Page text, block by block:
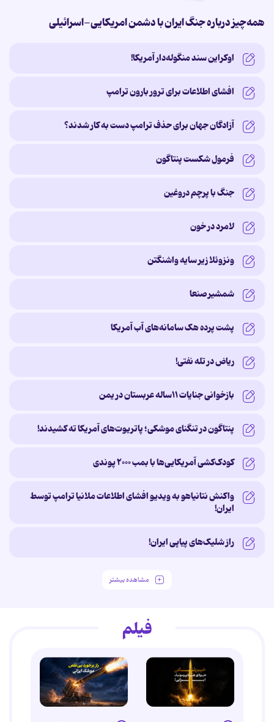
همه‌چیز درباره جنگ ایران با دشمن امریکایی-اسرائیلی
اوکراین سند منگوله‌دار آمریکا!
افشای اطلاعات برای ترور بارون ترامپ
آزادگان جهان برای حذف ترامپ دست به کار شدند؟
فرمول شکست پنتاگون
جنگ با پرچم دروغین
لامرد در خون
ونزوئلا زیر سایه‌ واشنگتن
شمشیر صنعا
پشت پرده‌ هک سامانه‌های آب آمریکا
ریاض در تله نفتی!
بازخوانی جنایات ۱۱ساله‌ عربستان در یمن
پنتاگون در تنگنای موشکی؛ پاتریوت‌های آمریکا ته کشیدند!
کودک‌کشی آمریکایی‌ها با بمب ۲۰۰۰ پوندی
واکنش نتانیاهو به ویدیو افشای اطلاعات ملانیا ترامپ توسط
ایران!
راز شلیک‌های پیاپی ایران!
مشاهده بیشتر
فیلم